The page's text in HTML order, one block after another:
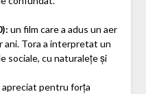
un film care a adus un aer
ani. Tora a interpretat un
sociale, cu naturalețe și
apreciat pentru forța